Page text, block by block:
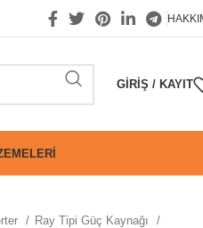
GIRIŞ / KAYIT
Ray Tipi Güç Kaynağı